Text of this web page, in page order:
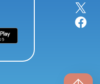
X
facebook